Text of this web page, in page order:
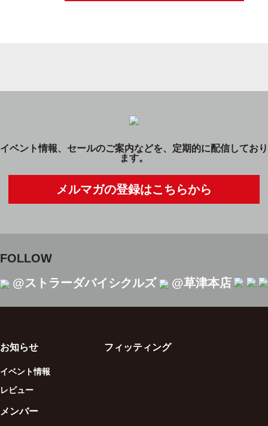
イベント情報、セールのご案内などを、定期的に配信しており
ます。
メルマガの登録はこちらから
FOLLOW
@ストラーダバイシクルズ
@草津本店
お知らせ
イベント情報
レビュー
フィッティング
メンバー